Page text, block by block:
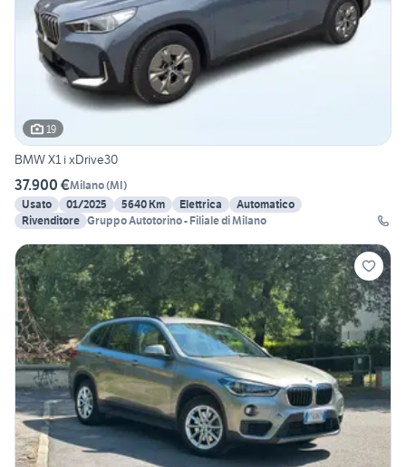
19
BMW X1 i xDrive30
37.900 €Milano(MI)
Usato
01/2025 5640 Km Elettrica
Automatico
Rivenditore Gruppo Autotorino - Filiale di Milano